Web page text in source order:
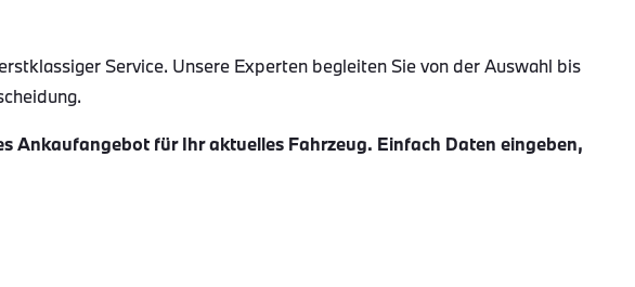
Service. Unsere Experten begleiten Sie von der Auswahl bis
Ankaufangebot für Ihr aktuelles Fahrzeug. Einfach Daten eingeben,